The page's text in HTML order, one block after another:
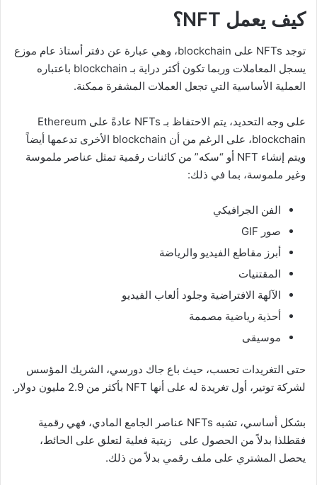
كيف يعمل NFT؟
توجد NFTs على blockchain، وهي عبارة عن دفتر أستاذ عام موزع
يسجل المعاملات وربما تكون أكثر دراية بـ blockchain باعتباره
العملية الأساسية التي تجعل العملات المشفرة ممكنة.
على وجه التحديد، يتم الاحتفاظ بـ NFTs عادةً على Ethereum
blockchain، على الرغم من أن blockchain الأخرى تدعمها أيضاً
ويتم إنشاء NFT أو “سكه” من كائنات رقمية تمثل عناصر ملموسة
وغير ملموسة، بما في ذلك:
الفن الجرافيكي
صور GIF
أبرز مقاطع الفيديو والرياضة
المقتنيات
الآلهة الافتراضية وجلود ألعاب الفيديو
أحذية رياضية مصممة
موسيقى
حتى التغريدات تحسب، حيث باع جاك دورسي، الشريك المؤسس
لشركة توتير، أول تغريدة له على أنها NFT بأكثر من 2.9 مليون دولار.
بشكل أساسي، تشبه NFTs عناصر الجامع المادي، فهي رقمية
فقطلذا بدلاً من الحصول على زيتية فعلية لتعلق على الحائط،
يحصل المشتري على ملف رقمي بدلاً من ذلك.